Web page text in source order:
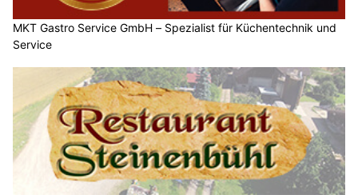
MKT Gastro Service GmbH – Spezialist für Küchentechnik und
Service